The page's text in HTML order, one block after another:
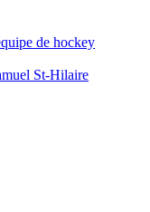
de hockey
St-Hilaire